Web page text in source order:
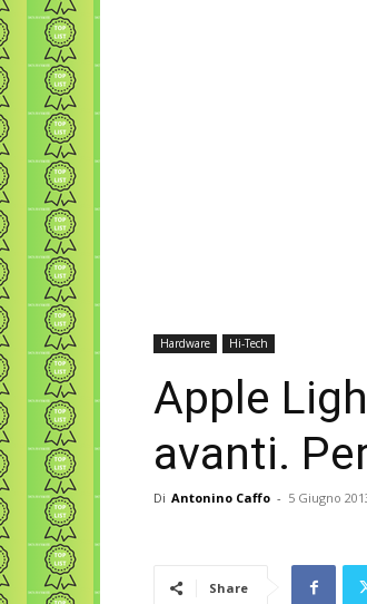
Hardware Hi-Tech
Apple
avanti.
Di Antonino Caffo - 5 Giugno
Share